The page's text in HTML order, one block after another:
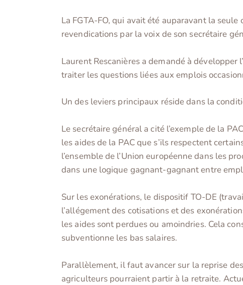
La FGTA-FO, qui avait été auparavant la
revendications par la voix de son secrétaire
Laurent Rescanières a demandé à
traiter les questions liées aux emplois
Un des leviers principaux réside dans la
Le secrétaire général a cité l’exemple de la
les aides de la PAC que s’ils respectent
l’ensemble de l’Union européenne dans les
dans une logique gagnant-gagnant entre
Sur les exonérations, le dispositif TO-DE
l’allégement des cotisations et des
les aides sont perdues ou amoindries. Cela
subventionne les bas salaires.
Parallèlement, il faut avancer sur la reprise
agriculteurs pourraient partir à la retraite.